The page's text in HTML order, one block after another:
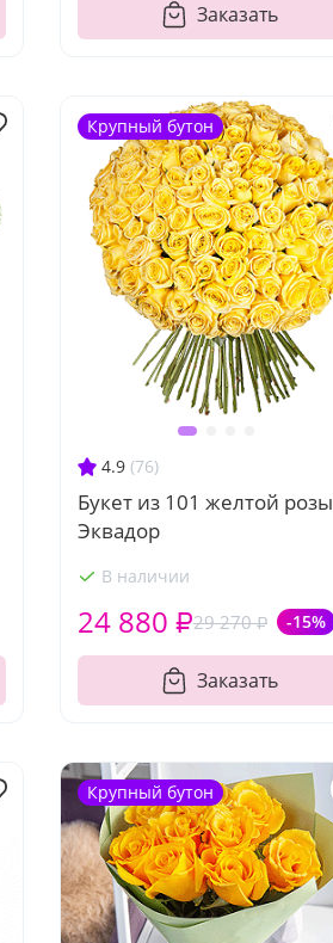
Заказать
4.9 (76)
Букет из 101 желтой розы
Эквадор
В наличии
29 270 ₽ -15%
24 880 ₽
Заказать
Крупный бутон
Крупный бутон